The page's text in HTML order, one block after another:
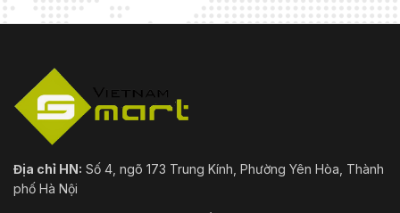
Địa chỉ HN: Số 4, ngõ 173 Trung Kính, Phường Yên Hòa, Thành
phố Hà Nội